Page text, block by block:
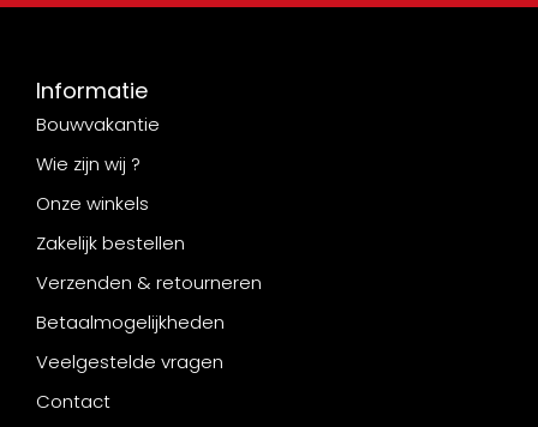
Informatie
Bouwvakantie
Wie zijn wij ?
Onze winkels
Zakelijk bestellen
Verzenden & retourneren
Betaalmogelijkheden
Veelgestelde vragen
Contact